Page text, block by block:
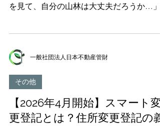
砂崩れの映像を見て、ふと思った。うちの
「管理もできないまま放置しているが、も
災害が起きたら責任を取らされるので
は……」...
を見て、自分の山林は大丈夫だろうか…」
で倒木による深刻な被害が急増しています
道路への倒木、家屋の損壊、電線の切断、
して最悪の場合は人命に関わる事故にまで
展するケースも報告されています。 そして
見落としてはならないのが、倒木被害が発
した場合、その木が生えていた土地の所有
一般社団法人日本不動産管財
その他
【2026年4月開始】スマート変
更登記とは？住所変更登記の義